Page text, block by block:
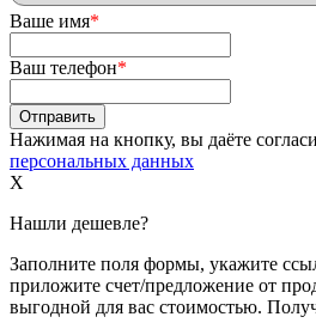
Ваше имя*
Ваш телефон*
Нажимая на кнопку, вы даёте
персональных данных
X
Нашли дешевле?
Заполните поля формы, укажите
приложите счет/предложение от
выгодной для вас стоимостью.